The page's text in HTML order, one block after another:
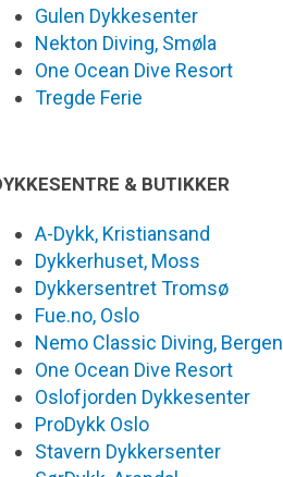
Gulen Dykkesenter
Nekton Diving, Smøla
One Ocean Dive Resort
Tregde Ferie
& BUTIKKER
A-Dykk, Kristiansand
Dykkerhuset, Moss
Dykkersentret Tromsø
Fue.no, Oslo
Nemo Classic Diving, Bergen
One Ocean Dive Resort
Oslofjorden Dykkesenter
ProDykk Oslo
Stavern Dykkersenter